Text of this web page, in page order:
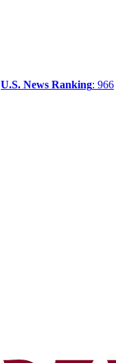
U.S. News Ranking: 966